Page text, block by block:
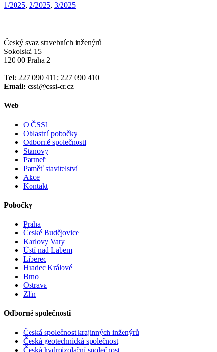
1/2025, 2/2025, 3/2025
Český svaz stavebních inženýrů
Sokolská 15
120 00 Praha 2
Tel: 227 090 411; 227 090 410
Email: cssi@cssi-cr.cz
Web
O ČSSI
Oblastní pobočky
Odborné společnosti
Stanovy
Partneři
Paměť stavitelství
Akce
Kontakt
Pobočky
Praha
České Budějovice
Karlovy Vary
Ústí nad Labem
Liberec
Hradec Králové
Brno
Ostrava
Zlín
Odborné společnosti
Česká společnost krajinných inženýrů
Česká geotechnická společnost
Česká hydroizolační společnost